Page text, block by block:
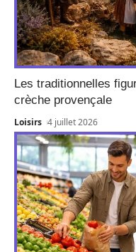
Les traditionnelles
crèche provençale
Loisirs 4 juillet 2026